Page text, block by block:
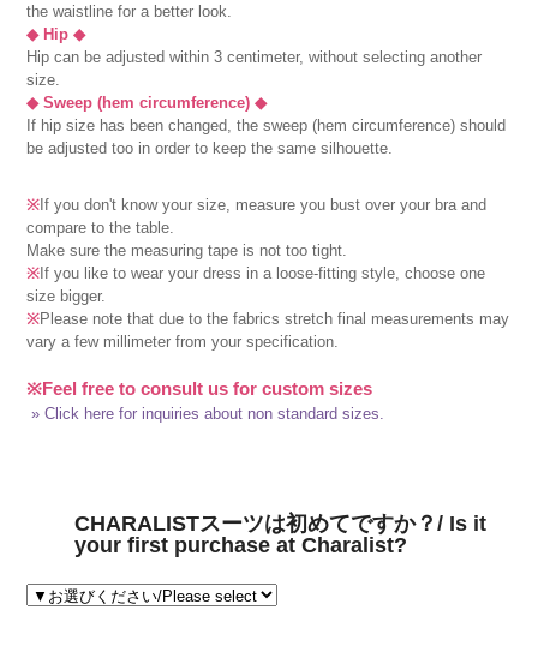
the waistline for a better look.
◆ Hip ◆
Hip can be adjusted within 3 centimeter, without selecting another
size.
◆ Sweep (hem circumference) ◆
If hip size has been changed, the sweep (hem circumference) should
be adjusted too in order to keep the same silhouette.
※ If you don't know your size, measure you bust over your bra and
compare to the table.
Make sure the measuring tape is not too tight.
※ If you like to wear your dress in a loose-fitting style, choose one
size bigger.
※Please note that due to the fabrics stretch final measurements may
vary a few millimeter from your specification.
※Feel free to consult us for custom sizes
» Click here for inquiries about non standard sizes.
CHARALISTスーツは初めてですか？/ Is it
your first purchase at Charalist?